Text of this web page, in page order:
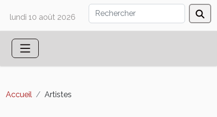
lundi 10 août 2026
Accueil Artistes